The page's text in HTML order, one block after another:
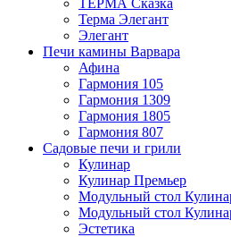
Терма Элегант
Элегант
Печи камины Варвара
Афина
Гармония 105
Гармония 1309
Гармония 1805
Гармония 807
Садовые печи и грили
Кулинар
Кулинар Премьер
Модульный стол
Модульный стол
Эстетика